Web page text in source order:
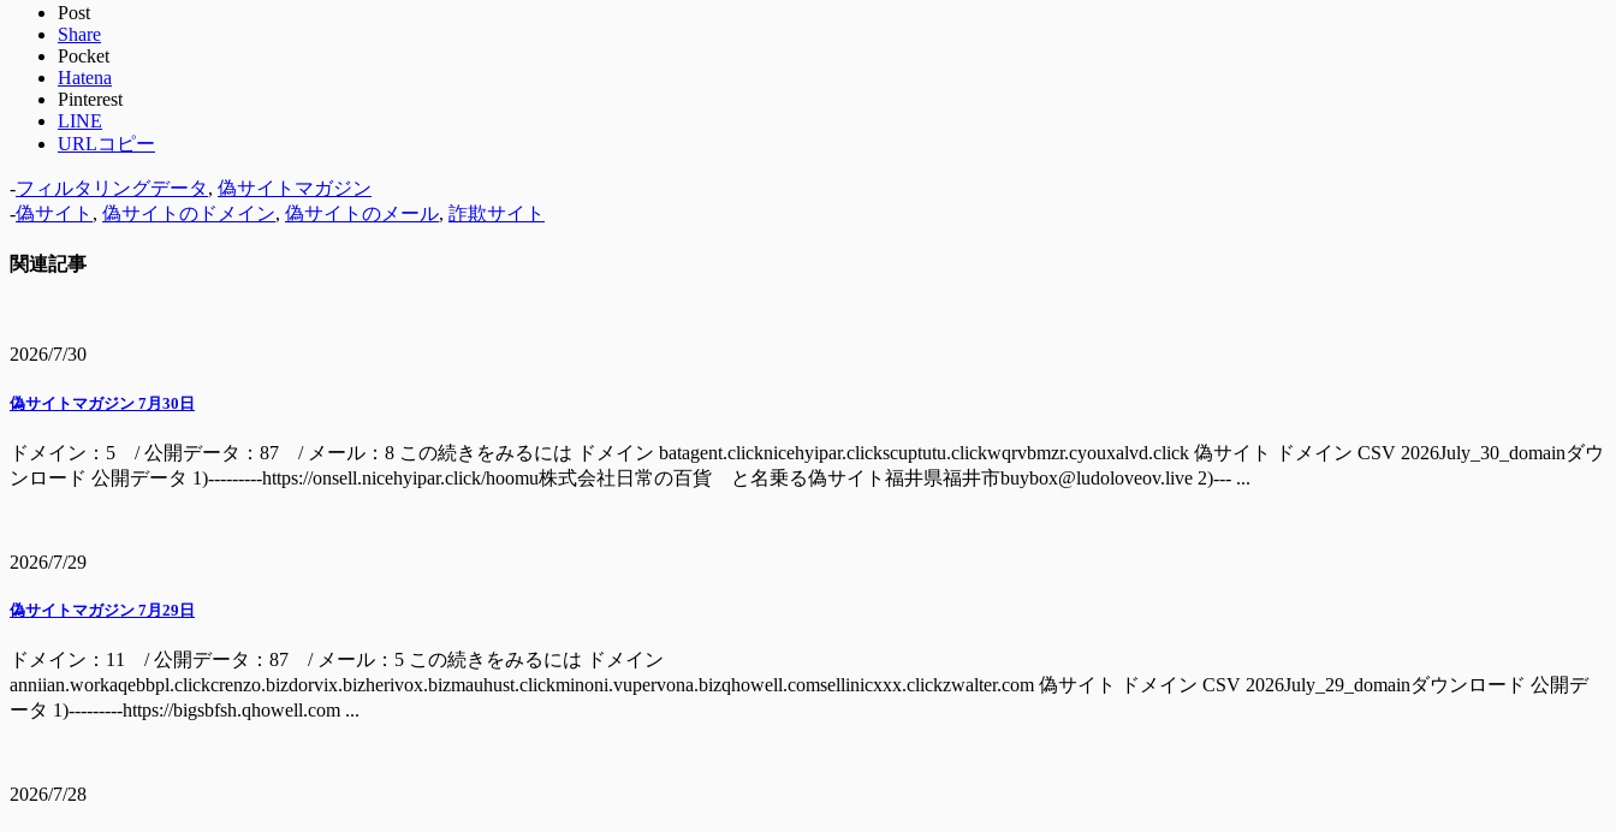
Post
Share
Pocket
Hatena
Pinterest
LINE
URLコピー
-フィルタリングデータ, 偽サイトマガジン
-偽サイト , 偽サイトのドメイン, 偽サイトのメール, 詐欺サイト
関連記事
2026/7/30
偽サイトマガジン 7月30日
ドメイン：5 / 公開データ：87 / メール：8 この続きをみるには ドメイン batagent.clicknicehyipar.clickscuptutu.clickwqrvbmzr.cyouxalvd.click 偽サイト ドメイン CSV 2026July_30_domainダウ
ンロード 公開データ 1)---------https://onsell.nicehyipar.click/hoomu株式会社日常の百貨 と名乗る偽サイト福井県福井市buybox@ludoloveov.live 2)--- ...
2026/7/29
偽サイトマガジン 7月29日
ドメイン：11 / 公開データ：87 / メール：5 この続きをみるには ドメイン
anniian.workaqebbpl.clickcrenzo.bizdorvix.bizherivox.bizmauhust.clickminoni.vupervona.bizqhowell.comsellinicxxx.clickzwalter.com 偽サイト ドメイン CSV 2026July_29_domainダウンロード 公開デ
ータ 1)---------https://bigsbfsh.qhowell.com ...
2026/7/28